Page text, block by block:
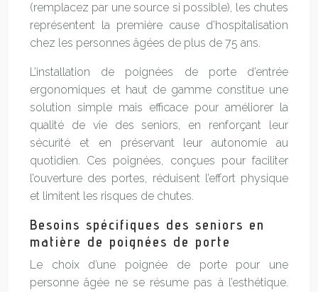
(remplacez par une source si possible), les chutes
représentent la première cause d’hospitalisation
chez les personnes âgées de plus de 75 ans.
L’installation de poignées de porte d’entrée
ergonomiques et haut de gamme constitue une
solution simple mais efficace pour améliorer la
qualité de vie des seniors, en renforçant leur
sécurité et en préservant leur autonomie au
quotidien. Ces poignées, conçues pour faciliter
l’ouverture des portes, réduisent l’effort physique
et limitent les risques de chutes.
Besoins spécifiques des seniors en
matière de poignées de porte
Le choix d’une poignée de porte pour une
personne âgée ne se résume pas à l’esthétique.